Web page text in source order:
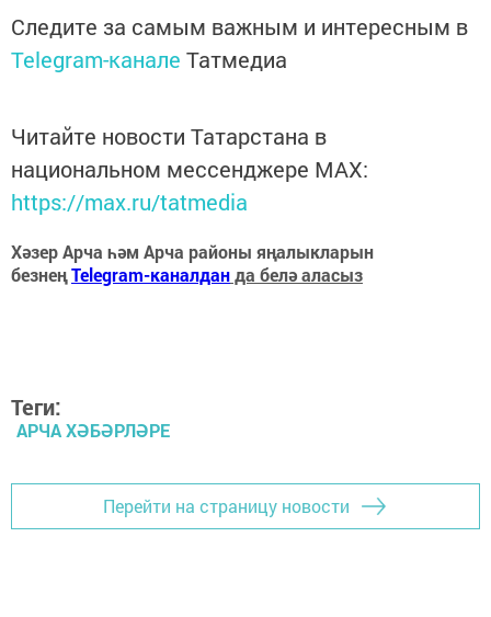
Следите за самым важным и интересным в
Telegram-канале Татмедиа
Читайте новости Татарстана в
национальном мессенджере MАХ:
https://max.ru/tatmedia
Хәзер Арча һәм Арча районы яңалыкларын
безнеңTelegram-каналданда белә аласыз
Теги:
АРЧА ХӘБӘРЛӘРЕ
Перейти на страницу новости